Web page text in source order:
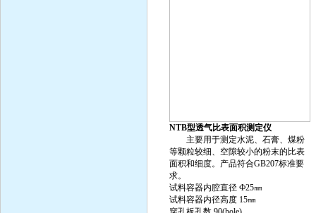
NTB型透气比表面积测定仪
主要用于测定水泥、石膏、煤粉
等颗粒较细、空隙较小的粉末的比表
面积和细度。产品符合GB207标准要
求。
试料容器内腔直径 Ф25㎜
试料容器内径高度 15㎜